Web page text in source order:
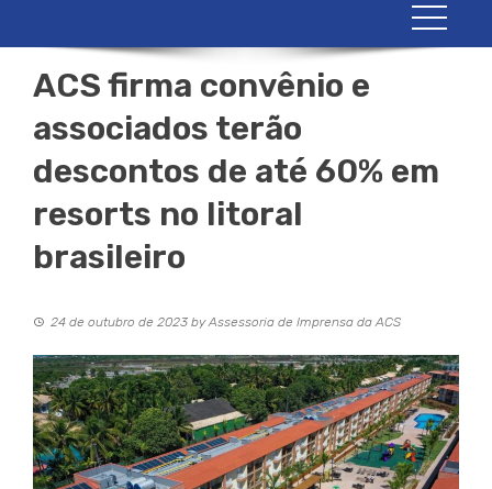
ACS firma convênio e
associados terão
descontos de até 60% em
resorts no litoral
brasileiro
24 de outubro de 2023 byAssessoria de Imprensa da ACS